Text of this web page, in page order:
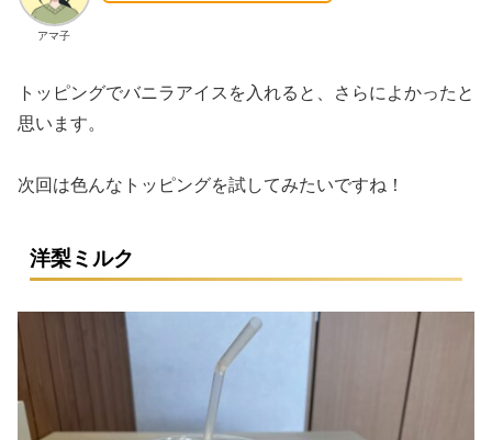
アマ子
トッピングでバニラアイスを入れると、さらによかったと
思います。
次回は色んなトッピングを試してみたいですね！
洋梨ミルク